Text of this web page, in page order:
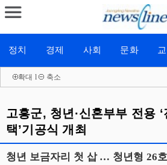
정치 경제 사회 문화
확대 l 축소
고흥군, 청년·신혼부부 전용
택’기공식 개최
청년 보금자리 첫 삽 … 청년형 26